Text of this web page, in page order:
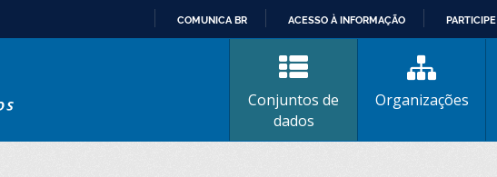
CONTEÚDO
COMUNICA BR ACESSO À INFORMAÇÃO PARTICIPE
Conjuntos de
dados
Organizações